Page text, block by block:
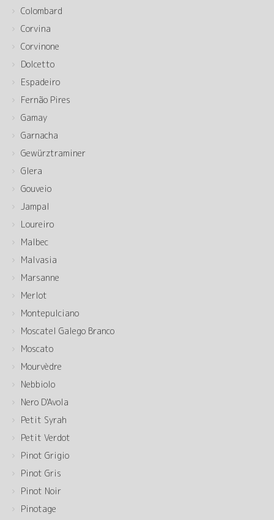
Colombard
Corvina
Corvinone
Dolcetto
Espadeiro
Fernão Pires
Gamay
Garnacha
Gewürztraminer
Glera
Gouveio
Jampal
Loureiro
Malbec
Malvasia
Marsanne
Merlot
Montepulciano
Moscatel Galego Branco
Moscato
Mourvèdre
Nebbiolo
Nero D'Avola
Petit Syrah
Petit Verdot
Pinot Grigio
Pinot Gris
Pinot Noir
Pinotage